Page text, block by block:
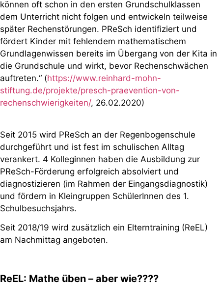
können oft schon in den ersten Grundschulklassen
dem Unterricht nicht folgen und entwickeln teilweise
später Rechenstörungen. PReSch identifiziert und
fördert Kinder mit fehlendem mathematischem
Grundlagenwissen bereits im Übergang von der Kita in
die Grundschule und wirkt, bevor Rechenschwächen
auftreten.“ (https://www.reinhard-mohn-
stiftung.de/projekte/presch-praevention-von-
rechenschwierigkeiten/, 26.02.2020)
Seit 2015 wird PReSch an der Regenbogenschule
durchgeführt und ist fest im schulischen Alltag
verankert. 4 Kolleginnen haben die Ausbildung zur
PReSch-Förderung erfolgreich absolviert und
diagnostizieren (im Rahmen der Eingangsdiagnostik)
und fördern in Kleingruppen SchülerInnen des 1.
Schulbesuchsjahrs.
Seit 2018/19 wird zusätzlich ein Elterntraining (ReEL)
am Nachmittag angeboten.
ReEL: Mathe üben – aber wie????